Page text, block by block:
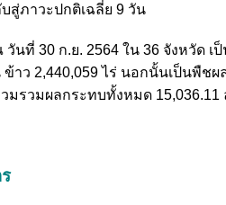
สู่ภาวะปกติเฉลี่ย 9 วัน
ที่ 30 ก.ย. 2564 ใน 36 จังหวัด เป็
าว 2,440,059 ไร่ นอกนั้นเป็นพืช
รวมผลกระทบทั้งหมด 15,036.11